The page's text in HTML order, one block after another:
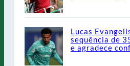
Lucas
sequência de
e agradece